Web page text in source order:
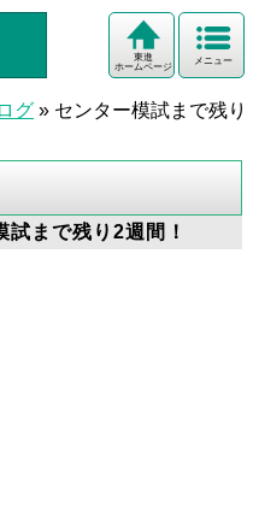
メニュー
東進
ホームページ
グ » センター模試まで残り
まで残り2週間！